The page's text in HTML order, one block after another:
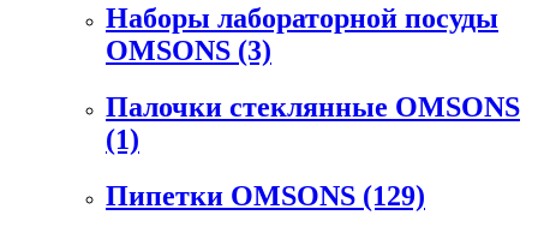
Наборы лабораторной посуды
OMSONS (3)
Палочки стеклянные OMSONS
(1)
Пипетки OMSONS (129)